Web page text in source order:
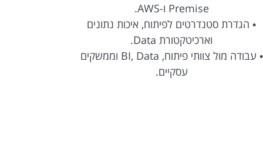
Premise ו-AWS.
• הגדרת סטנדרטים לפיתוח, איכות נתונים
וארכיטקטורת Data.
• עבודה מול צוותי פיתוח, BI, Data וממשקים
עסקיים.